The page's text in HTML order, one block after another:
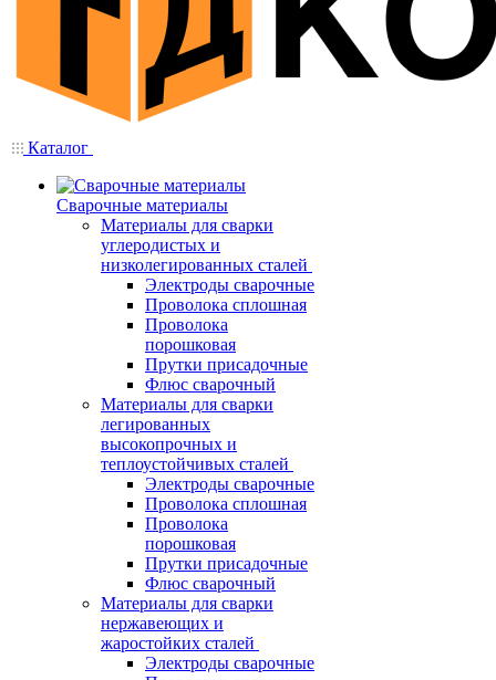
Каталог
Сварочные материалы
Материалы для сварки
углеродистых и
низколегированных сталей
Электроды сварочные
Проволока сплошная
Проволока
порошковая
Прутки присадочные
Флюс сварочный
Материалы для сварки
легированных
высокопрочных и
теплоустойчивых сталей
Электроды сварочные
Проволока сплошная
Проволока
порошковая
Прутки присадочные
Флюс сварочный
Материалы для сварки
нержавеющих и
жаростойких сталей
Электроды сварочные